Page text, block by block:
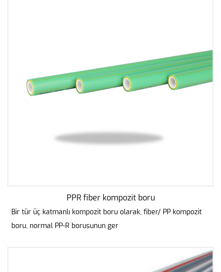
PPR fiber kompozit boru
Bir tür üç katmanlı kompozit boru olarak, fiber/ PP kompozit
boru, normal PP-R borusunun ger